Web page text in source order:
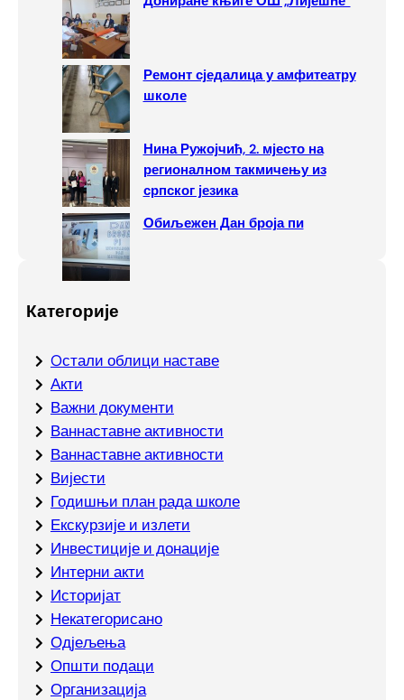
Ремонт сједалица у амфитеатру
школе
Нина Ружојчић, 2. мјесто на
регионалном такмичењу из
српског језика
Обиљежен Дан броја пи
Категорије
Oстали облици наставе
Акти
Важни документи
Ваннаставне активности
Ваннаставне активности
Вијести
Годишњи план рада школе
Екскурзије и излети
Инвестиције и донације
Интерни акти
Историјат
Некатегорисано
Одјељења
Општи подаци
Организација